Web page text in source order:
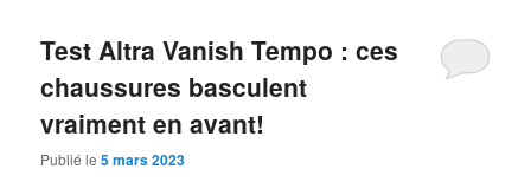
Test Altra Vanish Tempo : ces
chaussures basculent
vraiment en avant!
Publié le5 mars 2023